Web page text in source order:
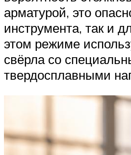
арматурой, это
инструмента, так и
этом режиме
свёрла со
твердосплавными